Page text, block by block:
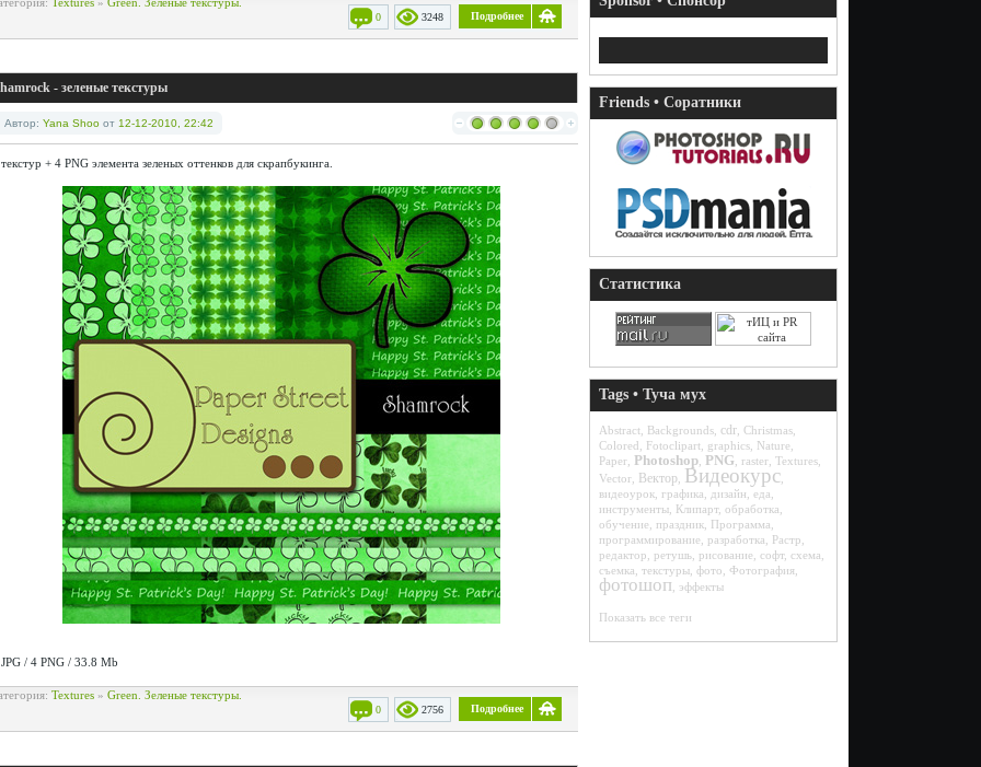
Подробнее
3248
0
- зеленые текстуры
Автор: Yana Shooот 12-12-2010, 22:42
+ 4 PNG элемента зеленых оттенков для скрапбукинга.
/ 4 PNG / 33.8 Mb
Textures» Green. Зеленые текстуры.
Подробнее
2756
0
Friends • Соратники
Статистика
Tags • Туча мух
Abstract Backgrounds, cdr, Christmas,
Colored
Fotoclipart graphics, Nature
Paper, Photoshop, PNG raster, Textures,
Vector, Вектор, Видеокурс,
видеоурок, графика дизайн еда
инструменты, Клипарт, обработка
обучение
праздник, Программа
программирование
разработка Растр
редактор
ретушь, рисование софт, схема
съемка текстуры, фото Фотография,
фотошоп эффекты
Показать все теги